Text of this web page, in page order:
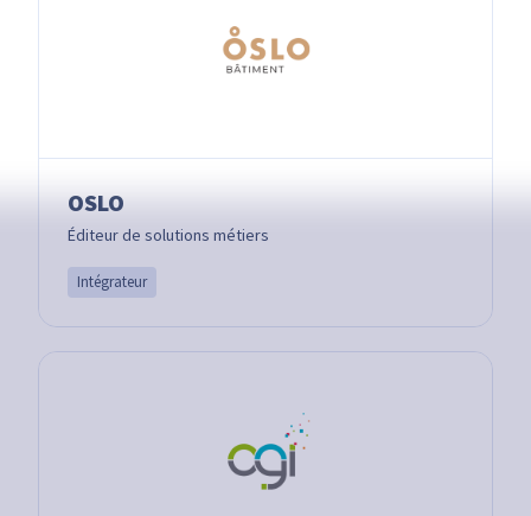
OSLO
Éditeur de solutions métiers
Intégrateur